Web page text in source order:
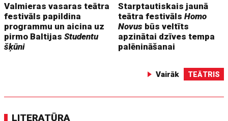
Valmieras vasaras teātra
festivāls papildina
programmu un aicina uz
pirmo BaltijasStudentu
šķūni
Starptautiskais jaunā
teātra festivālsHomo
Novus būs veltīts
apzinātai dzīves tempa
palēnināšanai
Vairāk TEĀTRIS
LITERATŪRA